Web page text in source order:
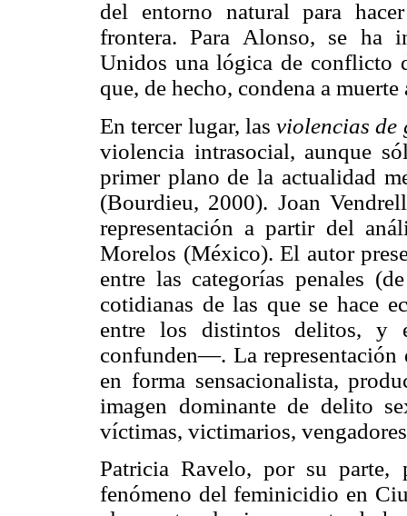
del entorno natural para
frontera. Para Alonso, se ha
Unidos una lógica de conflicto
que, de hecho, condena a
En tercer lugar, las violencias de
violencia intrasocial, aunque
primer plano de la actualidad
(Bourdieu, 2000). Joan
representación a partir del
Morelos (México). El autor
entre las categorías penales
cotidianas de las que se hace
entre los distintos delitos, y
confunden—. La representación
en forma sensacionalista,
imagen dominante de delito
víctimas, victimarios,
Patricia Ravelo, por su parte,
fenómeno del feminicidio en